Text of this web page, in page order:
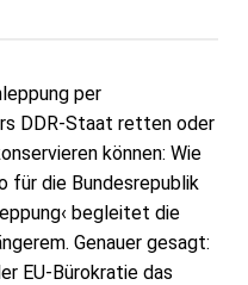
per
DDR-Staat retten oder
können: Wie
für die Bundesrepublik
begleitet die
Genauer gesagt:
EU-Bürokratie das